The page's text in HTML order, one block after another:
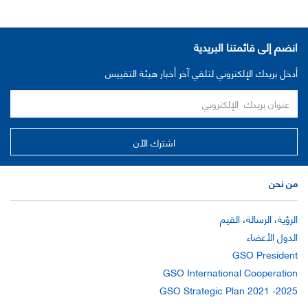
انضم إلى قائمتنا البريدية
أدخل بريدك الإلكتروني لتلقي آخر أخبار هيئة التقييس
من نحن
الرؤية، الرسالة، القيم
الدول الأعضاء
GSO President
GSO International Cooperation
GSO Strategic Plan 2021 -2025